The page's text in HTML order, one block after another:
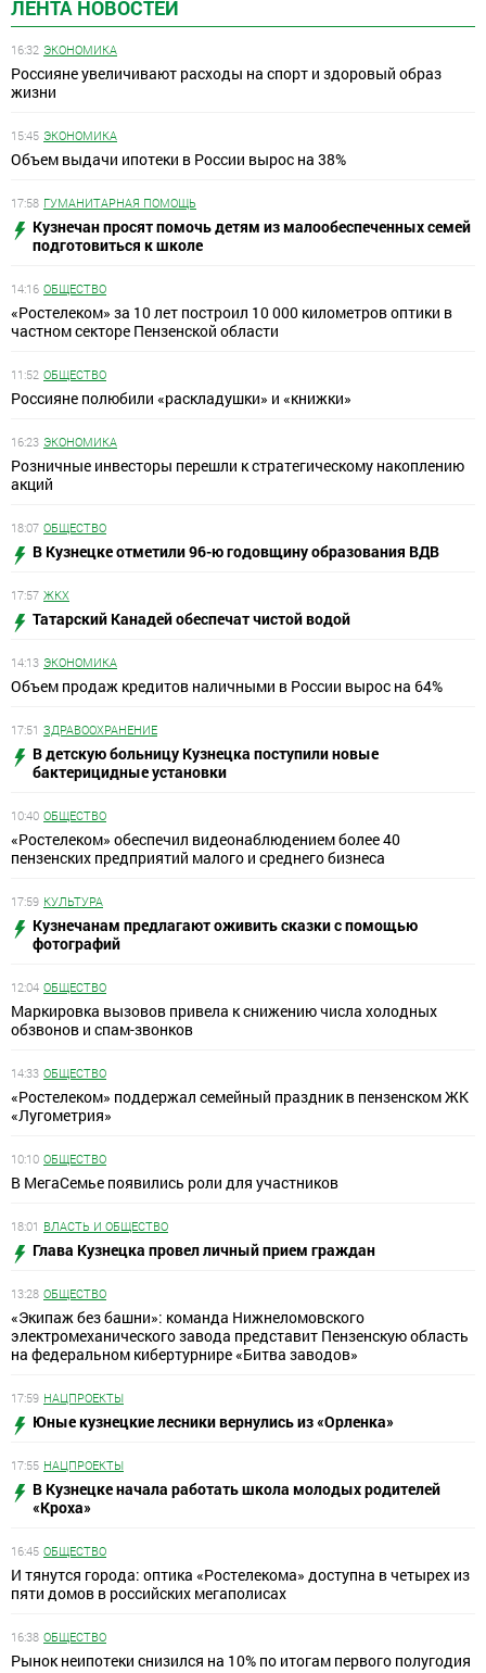
ЛЕНТА НОВОСТЕЙ
16:32 ЭКОНОМИКА
Россияне увеличивают расходы на спорт и здоровый образ
жизни
15:45 ЭКОНОМИКА
Объем выдачи ипотеки в России вырос на 38%
17:58 ГУМАНИТАРНАЯ ПОМОЩЬ
Кузнечан просят помочь детям из малообеспеченных семей
подготовиться к школе
14:16 ОБЩЕСТВО
«Ростелеком» за 10 лет построил 10 000 километров оптики в
частном секторе Пензенской области
11:52 ОБЩЕСТВО
Россияне полюбили «раскладушки» и «книжки»
16:23 ЭКОНОМИКА
Розничные инвесторы перешли к стратегическому накоплению
акций
18:07 ОБЩЕСТВО
В Кузнецке отметили 96-ю годовщину образования ВДВ
17:57 ЖКХ
Татарский Канадей обеспечат чистой водой
14:13 ЭКОНОМИКА
Объем продаж кредитов наличными в России вырос на 64%
17:51 ЗДРАВООХРАНЕНИЕ
В детскую больницу Кузнецка поступили новые
бактерицидные установки
10:40 ОБЩЕСТВО
«Ростелеком» обеспечил видеонаблюдением более 40
пензенских предприятий малого и среднего бизнеса
17:59 КУЛЬТУРА
Кузнечанам предлагают оживить сказки с помощью
фотографий
12:04 ОБЩЕСТВО
Маркировка вызовов привела к снижению числа холодных
обзвонов и спам-звонков
14:33 ОБЩЕСТВО
«Ростелеком» поддержал семейный праздник в пензенском ЖК
«Лугометрия»
10:10 ОБЩЕСТВО
В МегаСемье появились роли для участников
18:01 ВЛАСТЬ И ОБЩЕСТВО
Глава Кузнецка провел личный прием граждан
13:28 ОБЩЕСТВО
«Экипаж без башни»: команда Нижнеломовского
электромеханического завода представит Пензенскую область
на федеральном кибертурнире «Битва заводов»
17:59 НАЦПРОЕКТЫ
Юные кузнецкие лесники вернулись из «Орленка»
17:55 НАЦПРОЕКТЫ
В Кузнецке начала работать школа молодых родителей
«Кроха»
16:45 ОБЩЕСТВО
И тянутся города: оптика «Ростелекома» доступна в четырех из
пяти домов в российских мегаполисах
16:38 ОБЩЕСТВО
Рынок неипотеки снизился на 10% по итогам первого полугодия